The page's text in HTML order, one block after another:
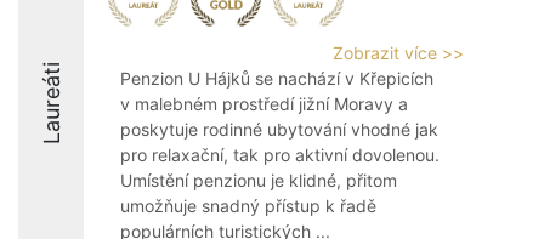
Laureáti
Zobrazit více >>
Penzion U Hájků se nachází v Křepicích
v malebném prostředí jižní Moravy a
poskytuje rodinné ubytování vhodné jak
pro relaxační, tak pro aktivní dovolenou.
Umístění penzionu je klidné, přitom
umožňuje snadný přístup k řadě
populárních turistických ...